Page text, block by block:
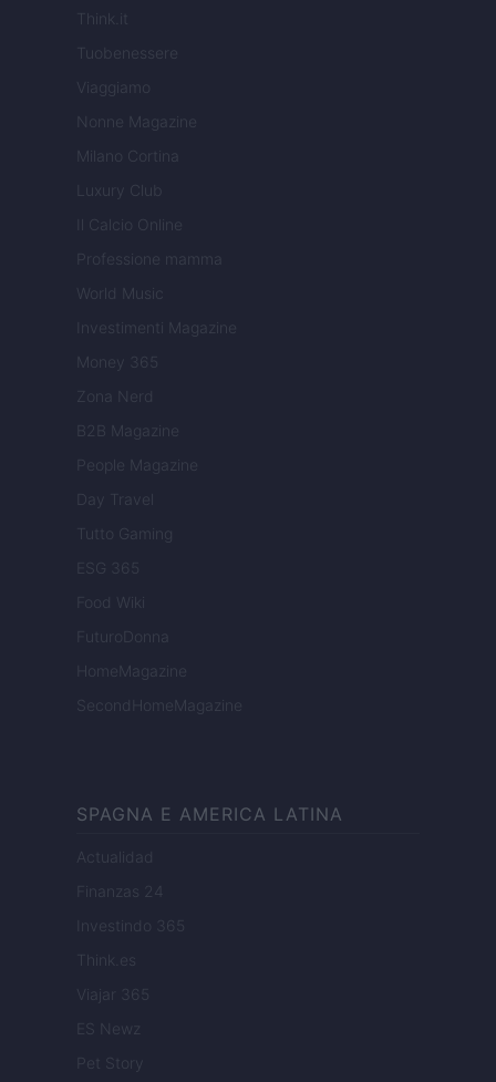
Think.it
Tuobenessere
Viaggiamo
Nonne Magazine
Milano Cortina
Luxury Club
Il Calcio Online
Professione mamma
World Music
Investimenti Magazine
Money 365
Zona Nerd
B2B Magazine
People Magazine
Day Travel
Tutto Gaming
ESG 365
Food Wiki
FuturoDonna
HomeMagazine
SecondHomeMagazine
SPAGNA E AMERICA LATINA
Actualidad
Finanzas 24
Investindo 365
Think.es
Viajar 365
ES Newz
Pet Story